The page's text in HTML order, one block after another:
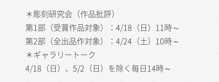
＊彫刻研究会（作品批評）
第1部（受賞作品対象）：4/18（日）11時～
第2部（全出品作対象）：4/24（土）10時～
＊ギャラリートーク
4/18（日）、5/2（日）を除く毎日14時～